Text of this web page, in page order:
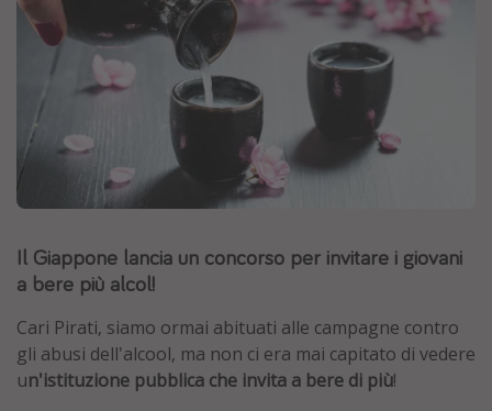
Destinazioni
Tutte le destinazioni
Albania
Egitto
Tunisia
Malta
Canarie
Il Giappone lancia un concorso per invitare i giovani
a bere più alcol!
Cari Pirati, siamo ormai abituati alle campagne contro
gli abusi dell'alcool, ma non ci era mai capitato di vedere
un'istituzione pubblica che invita a bere di più!